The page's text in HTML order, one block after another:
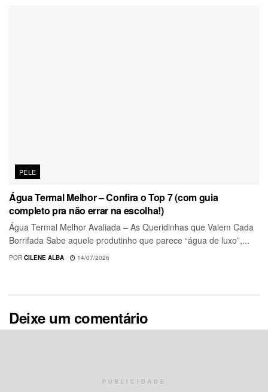
PELE
Água Termal Melhor – Confira o Top 7 (com guia
completo pra não errar na escolha!)
Água Termal Melhor Avaliada – As Queridinhas que Valem Cada
Borrifada Sabe aquele produtinho que parece “água de luxo”,...
POR CILENE ALBA 14/07/2026
Deixe um comentário
PUBLICIDADE